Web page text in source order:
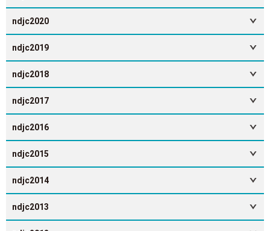
ndjc2020
ndjc2019
ndjc2018
ndjc2017
ndjc2016
ndjc2015
ndjc2014
ndjc2013